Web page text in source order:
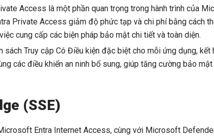
Access là một phần quan trọng trong hành trình của
Private Access giảm độ phức tạp và chi phí bằng cách
cung cấp các biện pháp bảo mật chi tiết và toàn diện.
sách Truy cập Có Điều kiện đặc biệt cho mỗi ứng dụng,
các điều khiển an ninh bổ sung, giúp tăng cường bảo
(SSE)
Entra Internet Access, cùng với Microsoft